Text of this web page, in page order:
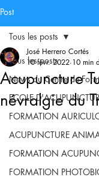
Post
Tous les posts
News du Centre de
ECOLE
FORMATION
ACUPUNCTURE
FORMATION
FORMATION
Tous les posts
Acupuncture
névralgie du
José Herrero Cortés
10 févr. 2022 10 min